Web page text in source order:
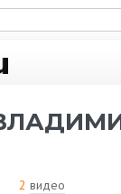
2 видео